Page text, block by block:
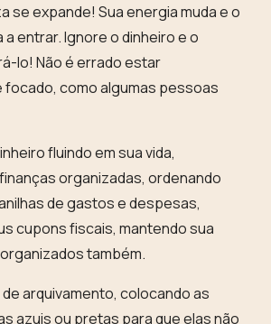
se expande! Sua energia muda e o
entrar. Ignore o dinheiro e o
lo! Não é errado estar
como algumas pessoas
fluindo em sua vida,
organizadas, ordenando
de gastos e despesas,
cupons fiscais, mantendo sua
também.
arquivamento, colocando as
azuis ou pretas para que elas não